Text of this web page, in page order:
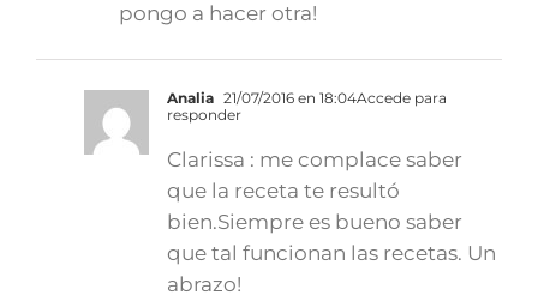
pongo a hacer otra!
Analia 21/07/2016 en 18:04Accede para
responder
Clarissa : me complace saber
que la receta te resultó
bien.Siempre es bueno saber
que tal funcionan las recetas. Un
abrazo!